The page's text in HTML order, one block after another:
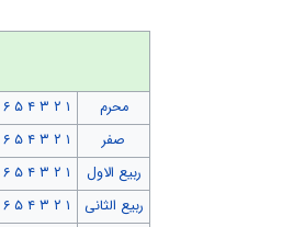
محرم ۱ ۲ ۳ ۴ ۵ ۶
صفر
۱ ۲ ۳ ۴ ۵ ۶
ربیع الاول
۱ ۲ ۳ ۴ ۵ ۶
ربیع الثانی
۱ ۲ ۳ ۴ ۵ ۶